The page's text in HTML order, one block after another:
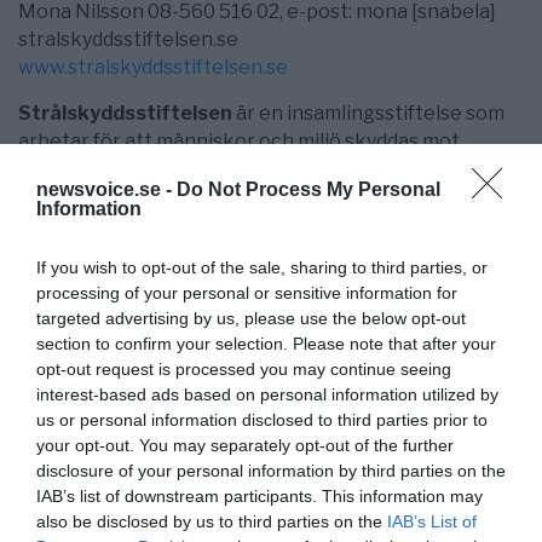
newsvoice.se - Do Not Process My Personal
Information
If you wish to opt-out of the sale, sharing to third parties, or
processing of your personal or sensitive information for
targeted advertising by us, please use the below opt-out
section to confirm your selection. Please note that after your
opt-out request is processed you may continue seeing
interest-based ads based on personal information utilized by
us or personal information disclosed to third parties prior to
your opt-out. You may separately opt-out of the further
disclosure of your personal information by third parties on the
IAB’s list of downstream participants. This information may
also be disclosed by us to third parties on the IAB’s List of
Mona Nilsson 08-560 516 02, e-post: mona [snabela]
stralskyddsstiftelsen.se
www.stralskyddsstiftelsen.se
Strålskyddsstiftelsen är en insamlingsstiftelse som
arbetar för att människor och miljö skyddas mot
informera om risker och publicera rekommendationer.